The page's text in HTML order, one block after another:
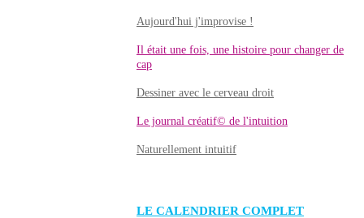
Aujourd'hui j'improvise !
Il était une fois, une histoire pour changer de
cap
Dessiner avec le cerveau droit
Le journal créatif© de l'intuition
Naturellement intuitif
LE CALENDRIER COMPLET